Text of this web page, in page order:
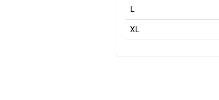
L
XL